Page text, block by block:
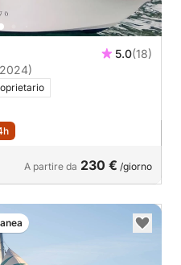
5.0(18)
A partire da 230 € /giorno